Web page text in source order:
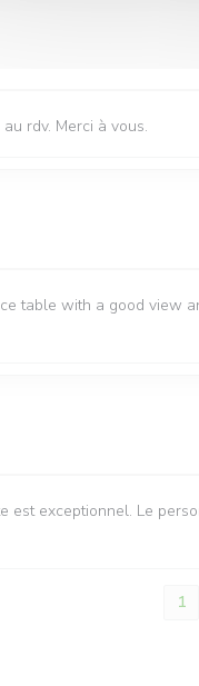
rdv. Merci à vous.
table with a good view
est exceptionnel. Le
1